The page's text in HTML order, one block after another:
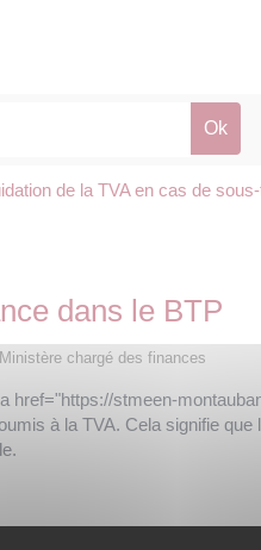
de la TVA en cas de
dans le BTP
chargé des finances
stmeen-
à la TVA. Cela signifie